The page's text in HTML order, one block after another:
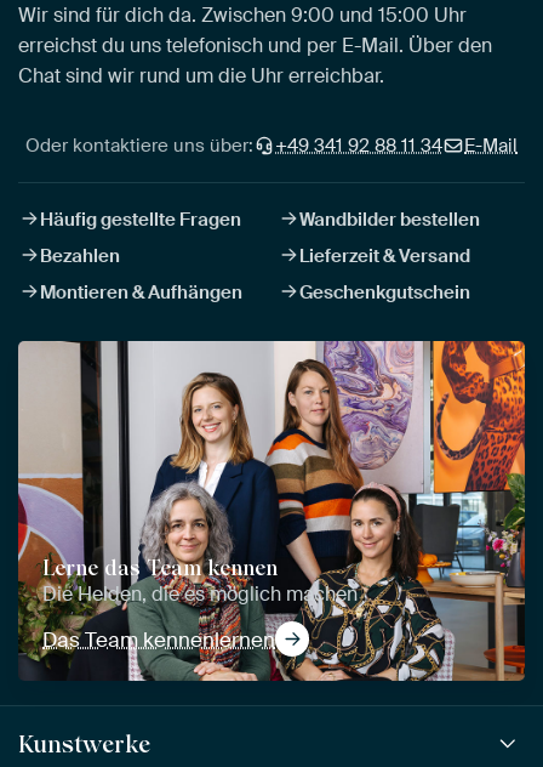
Wir sind für dich da. Zwischen 9:00 und 15:00 Uhr
erreichst du uns telefonisch und per E-Mail. Über den
Chat sind wir rund um die Uhr erreichbar.
Oder kontaktiere uns über: +49 341 92 88 11 34 E-Mail
Häufig gestellte Fragen
Wandbilder bestellen
Bezahlen
Lieferzeit & Versand
Montieren & Aufhängen
Geschenkgutschein
Lerne das Team kennen
Die Helden, die es möglich machen
Das Team kennenlernen
Kunstwerke